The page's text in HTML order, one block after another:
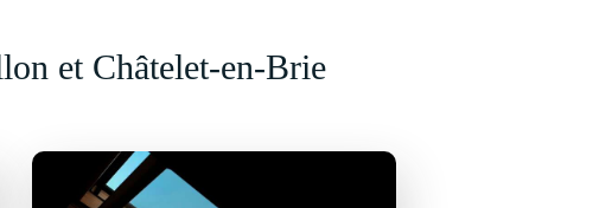
et Châtelet-en-Brie